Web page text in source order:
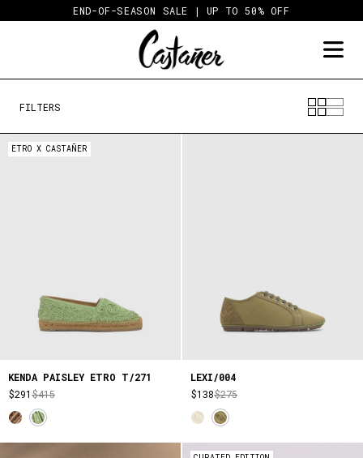
to
END-OF-SEASON SALE | UP TO 50% OFF
FILTERS
ETRO X CASTAÑER
KENDA PAISLEY ETRO T/271
$291$415
LEXI/004
$138$275